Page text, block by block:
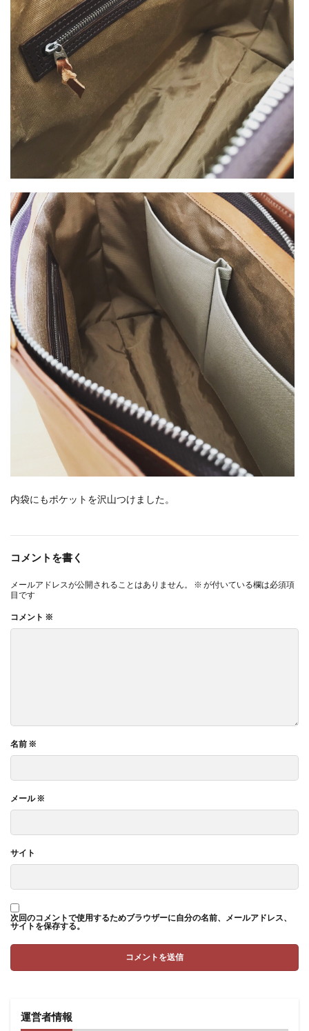
内袋にもポケットを沢山つけました。
コメントを書く
メールアドレスが公開されることはありません。 ※ が付いている欄は必須項
目です
コメント ※
名前 ※
メール※
サイト
次回のコメントで使用するためブラウザーに自分の名前、メールアドレス、
サイトを保存する。
運営者情報